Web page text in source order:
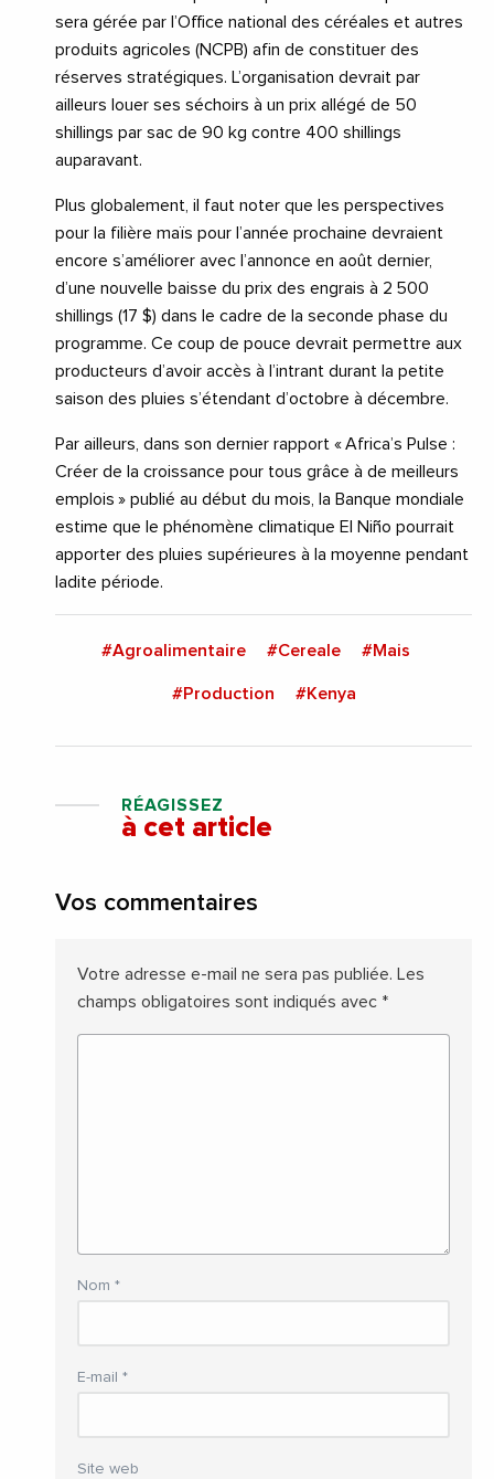
sera gérée par l’Office national des céréales et autres
produits agricoles (NCPB) afin de constituer des
réserves stratégiques. L’organisation devrait par
ailleurs louer ses séchoirs à un prix allégé de 50
shillings par sac de 90 kg contre 400 shillings
auparavant.
Plus globalement, il faut noter que les perspectives
pour la filière maïs pour l’année prochaine devraient
encore s’améliorer avec l’annonce en août dernier,
d’une nouvelle baisse du prix des engrais à 2 500
shillings (17 $) dans le cadre de la seconde phase du
programme. Ce coup de pouce devrait permettre aux
producteurs d’avoir accès à l’intrant durant la petite
saison des pluies s’étendant d’octobre à décembre.
Par ailleurs, dans son dernier rapport « Africa’s Pulse :
Créer de la croissance pour tous grâce à de meilleurs
emplois » publié au début du mois, la Banque mondiale
estime que le phénomène climatique El Niño pourrait
apporter des pluies supérieures à la moyenne pendant
ladite période.
#Agroalimentaire #Cereale #Mais
#Production #Kenya
RÉAGISSEZ
à cet article
Vos commentaires
Votre adresse e-mail ne sera pas publiée. Les
champs obligatoires sont indiqués avec *
Nom *
E-mail *
Site web